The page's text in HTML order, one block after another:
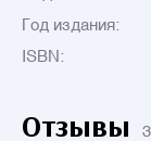
Год издания:
ISBN:
Отзывы 3